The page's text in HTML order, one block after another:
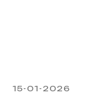
15-01-2026